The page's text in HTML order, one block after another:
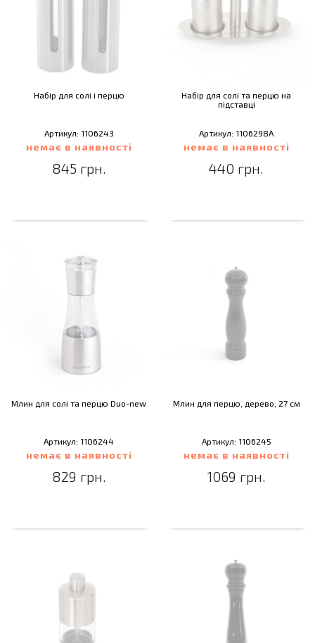
Набір для солі і перцю
Артикул: 1106243
немає в наявності
845 грн.
Набір для солі та перцю на
підставці
Артикул: 1106298A
немає в наявності
440 грн.
Млин для солі та перцю Duo-new
Артикул: 1106244
немає в наявності
829 грн.
Млин для перцю, дерево, 27 см
Артикул: 1106245
немає в наявності
1069 грн.